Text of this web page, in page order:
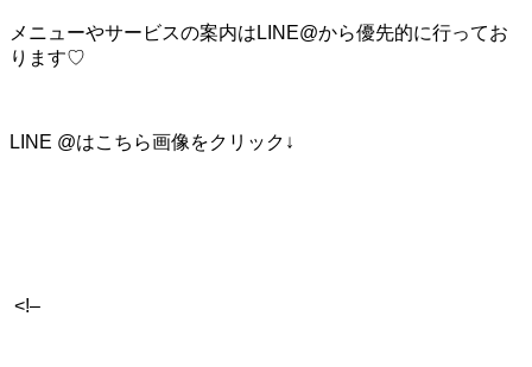
メニューやサービスの案内はLINE@から優先的に行ってお
ります♡
LINE @はこちら画像をクリック↓
<!–